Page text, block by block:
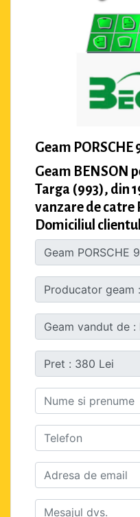
Geam PORSCHE
Geam BENSON
Targa (993), din
vanzare de catre
Domiciliul